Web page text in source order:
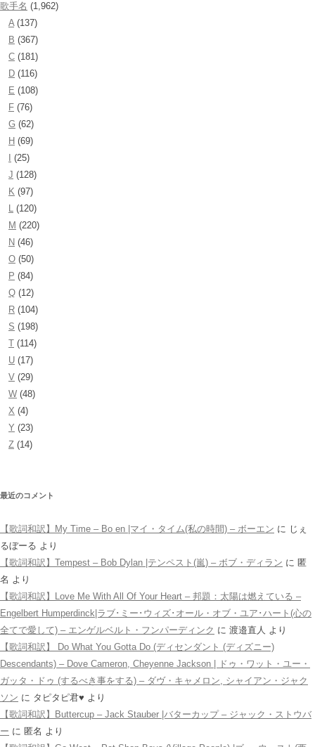
歌手名 (1,962)
A(137)
B (367)
C (181)
D (116)
E (108)
F (76)
G (62)
H (69)
(25)
J (128)
K (97)
L (120)
M (220)
N (46)
O (50)
P (84)
Q (12)
R (104)
S (198)
T (114)
U (17)
V (29)
W (48)
X (4)
Y (23)
Z (14)
最近のコメント
【歌詞和訳】My Time – Bo en |マイ・タイム(私の時間) – ボーエン に じぇ
るぼーる より
【歌詞和訳】Tempest – Bob Dylan |テンペスト(嵐) – ボブ・ディラン に 匿
名 より
【歌詞和訳】Love Me With All Of Your Heart – 邦題：太陽は燃えている –
Engelbert Humperdinck|ラブ･ミー･ウィズ･オール・オブ・ユア･ハート(心の
全てで愛して) – エンゲルベルト・フンパーディンク に 渡邉直人 より
【歌詞和訳】 Do What You Gotta Do (ディセンダント (ディズニー)
Descendants) – Dove Cameron, Cheyenne Jackson | ドゥ・ワット・ユー・
ガッタ・ドゥ (するべき事をする) – ダヴ・キャメロン, シャイアン・ジャク
ソン に タピタピ君♥️ より
【歌詞和訳】Buttercup – Jack Stauber |バターカップ – ジャック・ストウバ
ー に 匿名 より